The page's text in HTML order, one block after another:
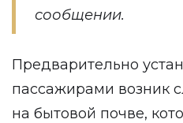
сообщении.
Предварительно
пассажирами возник
на бытовой почве,